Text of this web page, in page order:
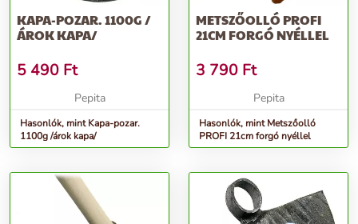
KAPA-POZAR. 1100G /
ÁROK KAPA/
5 490 Ft
Pepita
Hasonlók, mint Kapa-pozar.
1100g /árok kapa/
METSZŐOLLÓ PROFI
21CM FORGÓ NYÉLLEL
3 790 Ft
Pepita
Hasonlók, mint Metszőolló
PROFI 21cm forgó nyéllel